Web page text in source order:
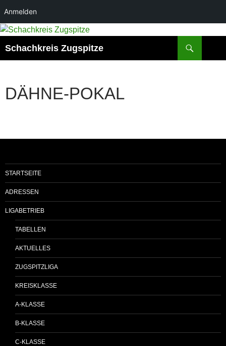
Anmelden
Schachkreis Zugspitze
DÄHNE-POKAL
STARTSEITE
ADRESSEN
LIGABETRIEB
TABELLEN
AKTUELLES
ZUGSPITZLIGA
KREISKLASSE
A-KLASSE
B-KLASSE
C-KLASSE